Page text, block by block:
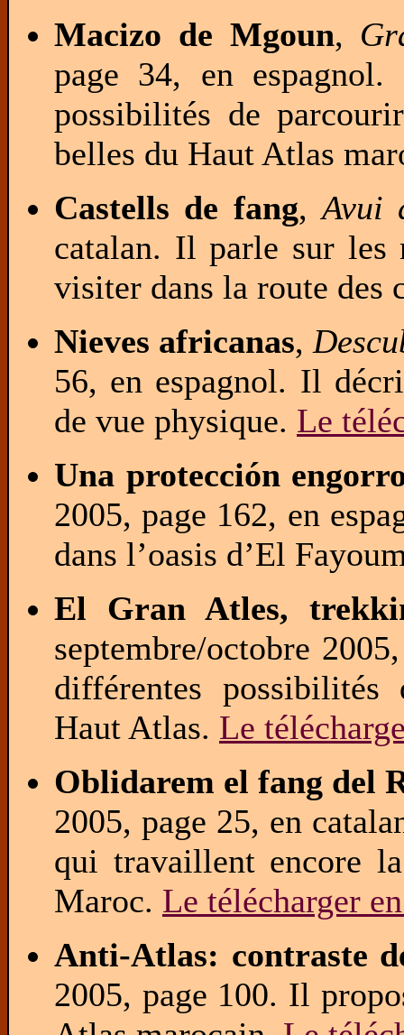
Macizo de Mgoun,
page 34, en
possibilités de
belles du Haut Atlas
Castells de fang,Avui
catalan. Il parle sur les
visiter dans la route des
Nieves africanas,
56, en espagnol. Il
de vue physique. Le
Una protección
2005, page 162, en
dans l’oasis d’El
El Gran Atles,
septembre/octobre
différentes possibilités
Haut Atlas. Le
Oblidarem el fang del
2005, page 25, en
qui travaillent encore
Maroc. Le télécharger
Anti-Atlas: contraste
2005, page 100. Il